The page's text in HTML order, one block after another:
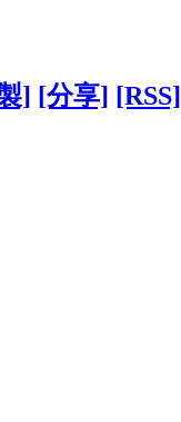
] [分享] [RSS]